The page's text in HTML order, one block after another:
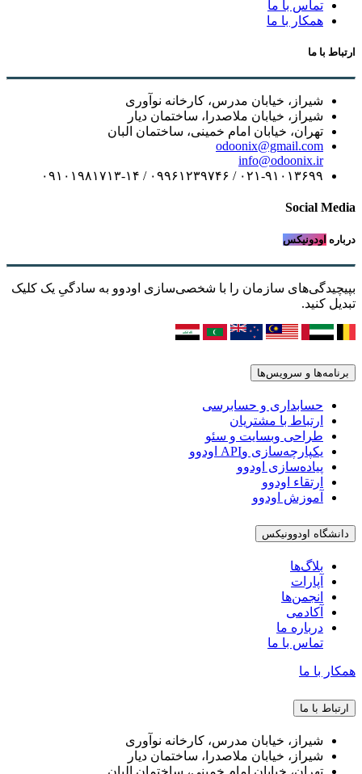
تماس با ما
همکار با ما
ارتباط با ما
شیراز، خیابان مدرس، کارخانه نوآوری
شیراز، خیابان ملاصدرا، ساختمان دیار
تهران، خیابان امام خمینی، ساختمان البان
odoonix@gmail.com
info@odoonix.ir
۰۲۱-۹۱۰۱۳۶۹۹ / ۰۹۹۶۱۲۳۹۷۴۶ / ۰۹۱۰۱۹۸۱۷۱۳-۱۴
Social Media
درباره اودونیکس
بپیچیدگی‌های سازمان را با شخصی‌سازی اودوو به سادگیِ یک کلیک
تبدیل کنید.
برنامه‌ها و سرویس‌ها
حسابداری و حسابرسی
ارتباط با مشتریان
طراحی وبسایت و سئو
یکپارچه‌سازی وAPI اودوو
پیاده‌سازی اودوو
ارتقاء اودوو
آموزش اودوو
دانشگاه اودوونیکس
بلاگ‌ها
آپارات
انجمن‌ها
آکادمی
درباره ما
تماس با ما
همکار با ما
ارتباط با ما
شیراز، خیابان مدرس، کارخانه نوآوری
شیراز، خیابان ملاصدرا، ساختمان دیار